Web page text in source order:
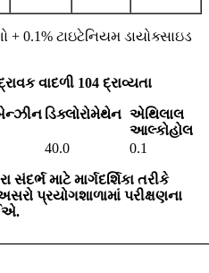
+ 0.1% ટાઇટેનિયમ ડાયોક્સાઇડ
વાદળી 104 દ્રાવ્યતા
ડિક્લોરોમેથેન એથિલાલ
આલ્કોહોલ
40.0 0.1
માટે માર્ગદર્શિકા તરીકે
પ્રયોગશાળામાં પરીક્ષણના